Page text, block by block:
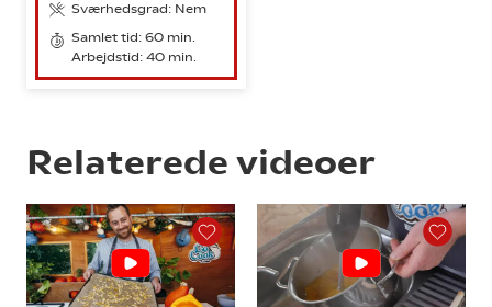
Sværhedsgrad: Nem
Samlet tid: 60 min.
Arbejdstid: 40 min.
Relaterede videoer